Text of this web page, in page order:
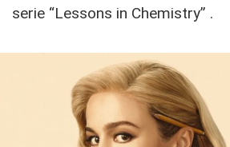
serie “Lessons in Chemistry” .